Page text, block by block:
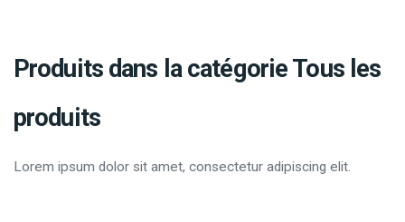
Produits dans la catégorie Tous les
produits
Lorem ipsum dolor sit amet, consectetur adipiscing elit.